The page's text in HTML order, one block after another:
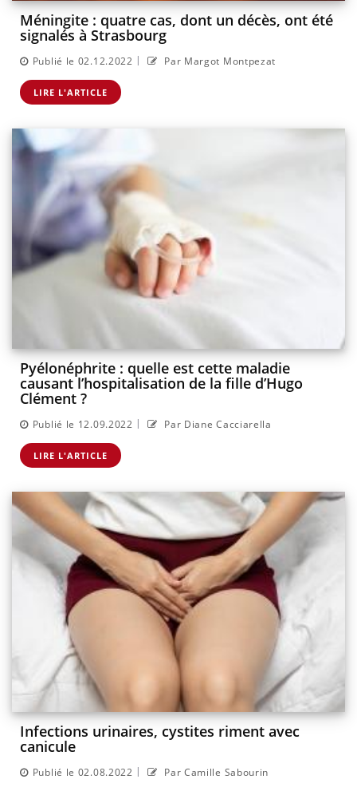
Méningite : quatre cas, dont un décès, ont été
signalés à Strasbourg
Publié le 02.12.2022 | Par Margot Montpezat
LIRE L'ARTICLE
Pyélonéphrite : quelle est cette maladie
causant l’hospitalisation de la fille d’Hugo
Clément ?
Publié le 12.09.2022 | Par Diane Cacciarella
LIRE L'ARTICLE
Infections urinaires, cystites riment avec
canicule
Publié le 02.08.2022 | Par Camille Sabourin